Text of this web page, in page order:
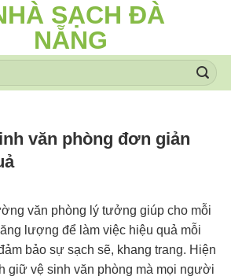
văn phòng đơn giản
văn phòng lý tưởng giúp cho mỗi
lượng để làm việc hiệu quả mỗi
bảo sự sạch sẽ, khang trang. Hiện
giữ vệ sinh văn phòng mà mọi người